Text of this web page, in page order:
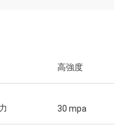
高強度
30 mpa